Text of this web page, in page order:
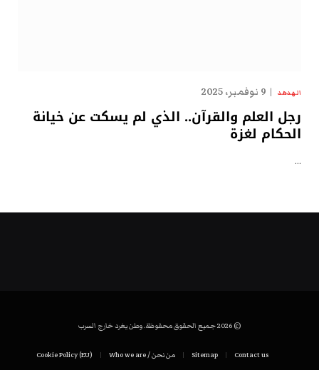
الهدهد 9 نوفمبر، 2025
رجل العلم والقرآن.. الذي لم يسكت عن خيانة
الحكام لغزة
…
© 2026 جميع الحقوق محفوظة. وطن يغرد خارج السرب
Contact us
Sitemap من نحن / Who we are
Cookie Policy (EU)